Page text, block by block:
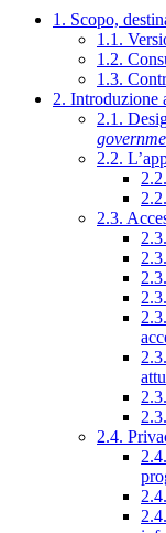
1. Scopo,
1.1.
1.2.
1.3.
2. Introduzione
2.1.
2.2.
2.3.
2.4.